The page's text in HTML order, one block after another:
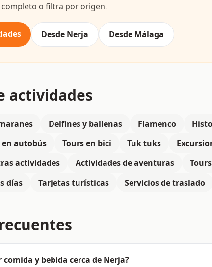
completo o filtra por origen.
Desde Nerja Desde Málaga
actividades
Delfines y ballenas Flamenco
en autobús Tours en bici Tuk tuks
actividades Actividades de aventuras
días
Tarjetas turísticas Servicios de traslado
y bebida cerca de Nerja?